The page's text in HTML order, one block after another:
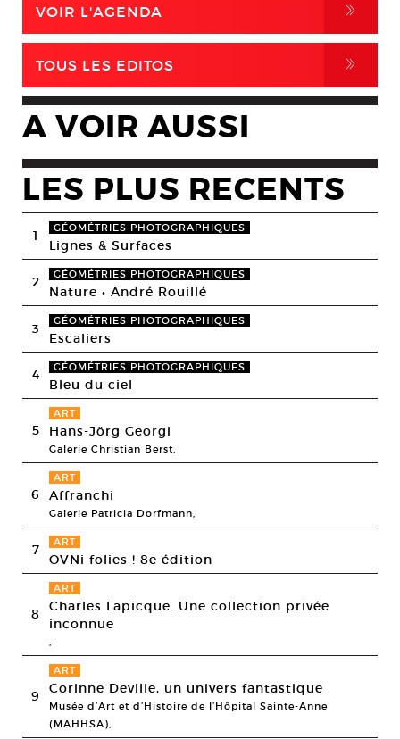
VOIR L'AGENDA ,
TOUS LES EDITOS ,
A VOIR AUSSI
LES PLUS RECENTS
1 GÉOMÉTRIES PHOTOGRAPHIQUES
Lignes & Surfaces
2 GÉOMÉTRIES PHOTOGRAPHIQUES
Nature • André Rouillé
3 GÉOMÉTRIES PHOTOGRAPHIQUES
Escaliers
4 GÉOMÉTRIES PHOTOGRAPHIQUES
Bleu du ciel
5
ART
Hans-Jörg Georgi
Galerie Christian Berst,
6
ART
Affranchi
Galerie Patricia Dorfmann,
7 ART
OVNi folies ! 8e édition
8
ART
Charles Lapicque. Une collection privée
inconnue
,
9
ART
Corinne Deville, un univers fantastique
Musée d’Art et d’Histoire de l’Hôpital Sainte-Anne
(MAHHSA),